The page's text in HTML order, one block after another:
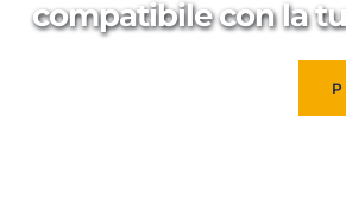
compatibile con la